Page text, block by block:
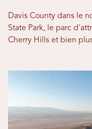
Davis County dans le
State Park, le parc
Cherry Hills et bien